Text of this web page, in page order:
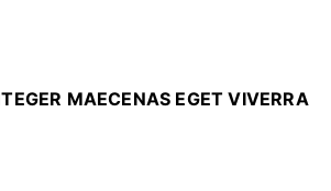
MAECENAS EGET VIVERRA